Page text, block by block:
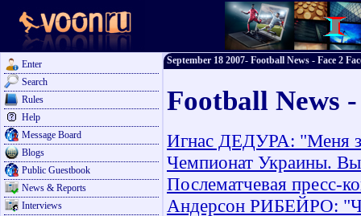
Enter
Search
Rules
Help
Message Board
Blogs
Public Guestbook
News & Reports
Interviews
September 18 2007- Football News - Face 2
Football News
Игнас ДЕДУРА: "Меня
Чемпионат Украины.
Послематчевая пресс-
Андерсон РИБЕЙРО: